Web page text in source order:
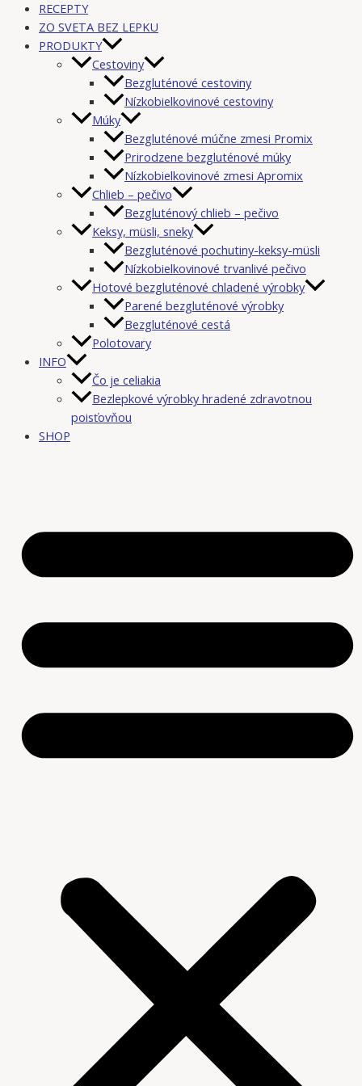
RECEPTY
ZO SVETA BEZ LEPKU
PRODUKTY
Cestoviny
Bezgluténové cestoviny
Nízkobielkovinové cestoviny
Múky
Bezgluténové múčne zmesi Promix
Prirodzene bezgluténové múky
Nízkobielkovinové zmesi Apromix
Chlieb – pečivo
Bezgluténový chlieb – pečivo
Keksy, müsli, sneky
Bezgluténové pochutiny-keksy-müsli
Nízkobielkovinové trvanlivé pečivo
Hotové bezgluténové chladené výrobky
Parené bezgluténové výrobky
Bezgluténové cestá
Polotovary
INFO
Čo je celiakia
Bezlepkové výrobky hradené zdravotnou
poisťovňou
SHOP